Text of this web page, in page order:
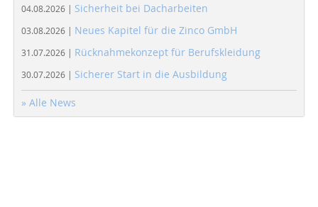
04.08.2026 | Sicherheit bei Dacharbeiten
03.08.2026 | Neues Kapitel für die Zinco GmbH
31.07.2026 | Rücknahmekonzept für Berufskleidung
30.07.2026 | Sicherer Start in die Ausbildung
» Alle News